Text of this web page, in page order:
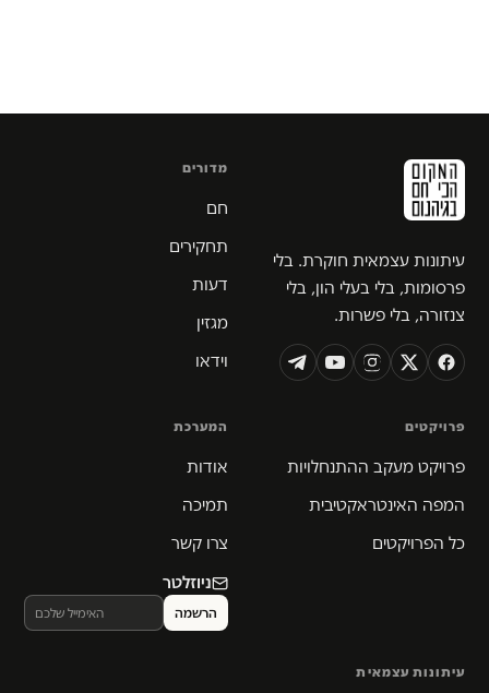
עיתונות עצמאית חוקרת. בלי
פרסומות, בלי בעלי הון, בלי
צנזורה, בלי פשרות.
מדורים
חם
תחקירים
דעות
מגזין
וידאו
פרויקטים
פרויקט מעקב ההתנחלויות
המפה האינטראקטיבית
כל הפרויקטים
המערכת
אודות
תמיכה
צרו קשר
ניוזלטר
עיתונות עצמאית